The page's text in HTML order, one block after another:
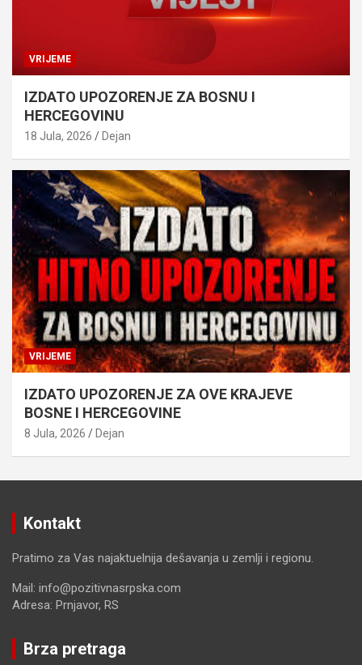
VRIJEME
IZDATO UPOZORENJE ZA BOSNU I
HERCEGOVINU
18 Jula, 2026 Dejan
VRIJEME
IZDATO UPOZORENJE ZA OVE KRAJEVE
BOSNE I HERCEGOVINE
8 Jula, 2026 Dejan
Kontakt
Pratimo za Vas najaktuelnija dešavanja u zemlji i regionu.
Mail: info@pozitivnasrpska.com
Adresa: Prnjavor, RS
Brza pretraga